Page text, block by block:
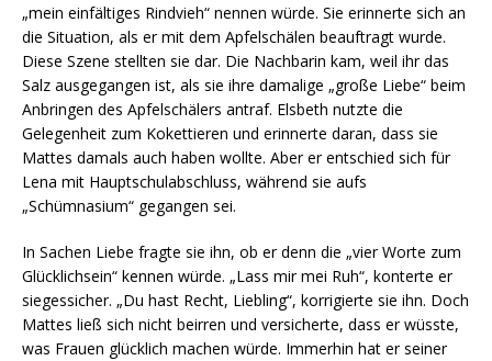
„mein einfältiges Rindvieh“ nennen würde. Sie erinnerte sich an
die Situation, als er mit dem Apfelschälen beauftragt wurde.
Diese Szene stellten sie dar. Die Nachbarin kam, weil ihr das
Salz ausgegangen ist, als sie ihre damalige „große Liebe“ beim
Anbringen des Apfelschälers antraf. Elsbeth nutzte die
Gelegenheit zum Kokettieren und erinnerte daran, dass sie
Mattes damals auch haben wollte. Aber er entschied sich für
Lena mit Hauptschulabschluss, während sie aufs
„Schümnasium“ gegangen sei.
In Sachen Liebe fragte sie ihn, ob er denn die „vier Worte zum
Glücklichsein“ kennen würde. „Lass mir mei Ruh“, konterte er
siegessicher. „Du hast Recht, Liebling“, korrigierte sie ihn. Doch
Mattes ließ sich nicht beirren und versicherte, dass er wüsste,
was Frauen glücklich machen würde. Immerhin hat er seiner